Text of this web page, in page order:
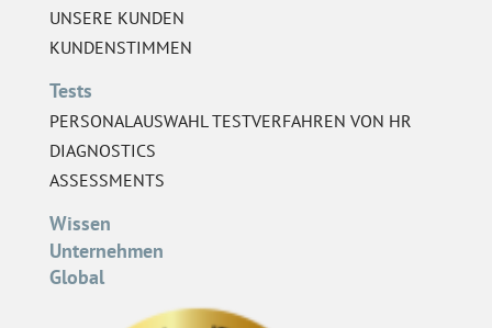
UNSERE KUNDEN
KUNDENSTIMMEN
Tests
PERSONALAUSWAHL TESTVERFAHREN VON HR
DIAGNOSTICS
ASSESSMENTS
Wissen
Unternehmen
Global